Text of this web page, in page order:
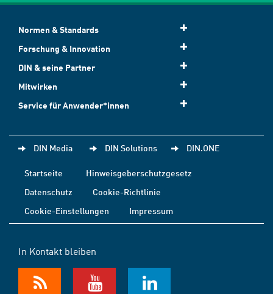
Normen & Standards
Forschung & Innovation
DIN & seine Partner
Mitwirken
Service für Anwender*innen
DIN Media DIN Solutions DIN.ONE
Startseite
Hinweisgeberschutzgesetz
Datenschutz
Cookie-Richtlinie
Cookie-Einstellungen
Impressum
In Kontakt bleiben